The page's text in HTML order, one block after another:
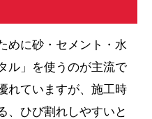
めに砂・セメント・水
ル」を使うのが主流で
れていますが、施工時
、ひび割れしやすいと